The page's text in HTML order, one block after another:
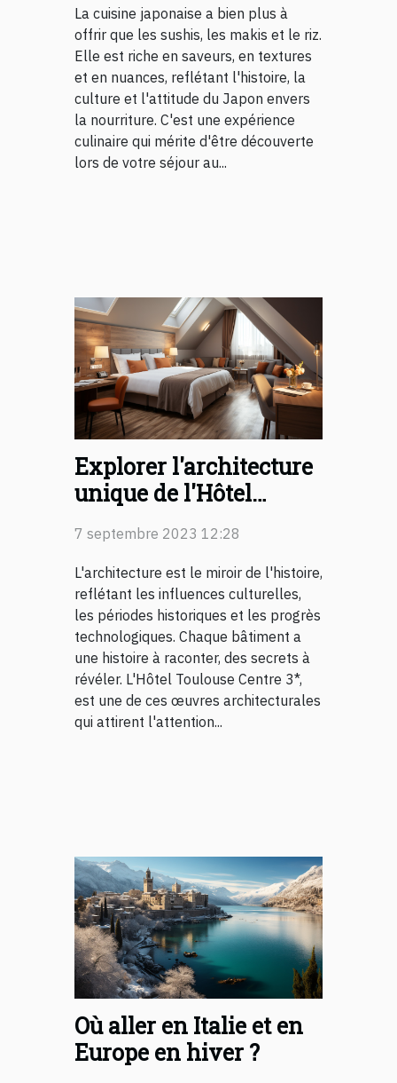
séjour
La cuisine japonaise a bien plus à
offrir que les sushis, les makis et le riz.
Elle est riche en saveurs, en textures
et en nuances, reflétant l'histoire, la
culture et l'attitude du Japon envers
la nourriture. C'est une expérience
culinaire qui mérite d'être découverte
lors de votre séjour au...
Explorer l'architecture
unique de l'Hôtel
Toulouse Centre 3*
7 septembre 2023 12:28
L'architecture est le miroir de l'histoire,
reflétant les influences culturelles,
les périodes historiques et les progrès
technologiques. Chaque bâtiment a
une histoire à raconter, des secrets à
révéler. L'Hôtel Toulouse Centre 3*,
est une de ces œuvres architecturales
qui attirent l'attention...
Où aller en Italie et en
Europe en hiver ?